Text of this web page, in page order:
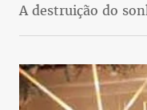
A destruição do